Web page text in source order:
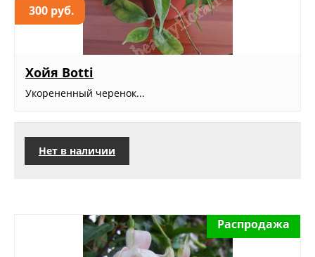
300 руб.
Хойя Botti
Укорененный черенок...
Нет в наличии
Распродажа